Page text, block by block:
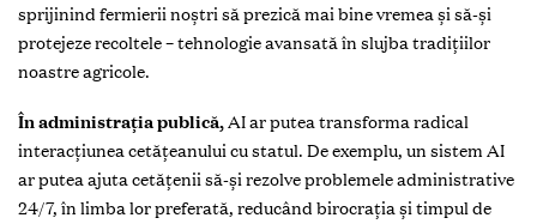
sprijinind fermierii noștri să prezică mai bine vremea și să-și
protejeze recoltele – tehnologie avansată în slujba tradițiilor
noastre agricole.
În administrația publică,AI ar putea transforma radical
interacțiunea cetățeanului cu statul. De exemplu, un sistem AI
ar putea ajuta cetățenii să-și rezolve problemele administrative
24/7, în limba lor preferată, reducând birocrația și timpul de